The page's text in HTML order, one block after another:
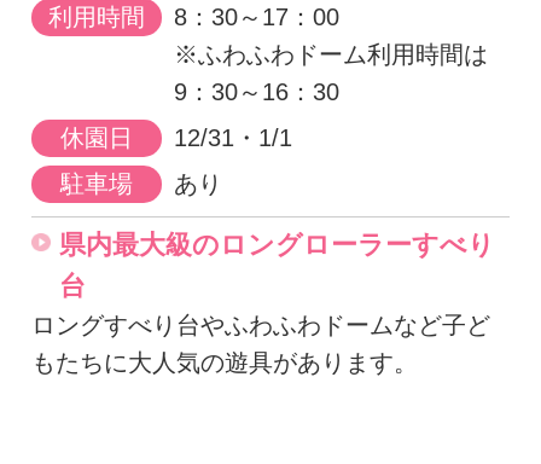
利用時間
8：30～17：00
※ふわふわドーム利用時間は
9：30～16：30
休園日
12/31・1/1
駐車場
あり
県内最大級のロングローラーすべり
台
ロングすべり台やふわふわドームなど子ど
もたちに大人気の遊具があります。